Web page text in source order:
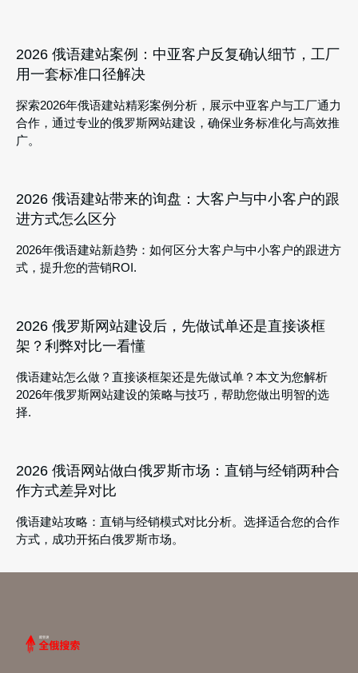
2026 俄语建站案例：中亚客户反复确认细节，工厂
用一套标准口径解决
探索2026年俄语建站精彩案例分析，展示中亚客户与工厂通力
合作，通过专业的俄罗斯网站建设，确保业务标准化与高效推
广。
2026 俄语建站带来的询盘：大客户与中小客户的跟
进方式怎么区分
2026年俄语建站新趋势：如何区分大客户与中小客户的跟进方
式，提升您的营销ROI.
2026 俄罗斯网站建设后，先做试单还是直接谈框
架？利弊对比一看懂
俄语建站怎么做？直接谈框架还是先做试单？本文为您解析
2026年俄罗斯网站建设的策略与技巧，帮助您做出明智的选
择.
2026 俄语网站做白俄罗斯市场：直销与经销两种合
作方式差异对比
俄语建站攻略：直销与经销模式对比分析。选择适合您的合作
方式，成功开拓白俄罗斯市场。